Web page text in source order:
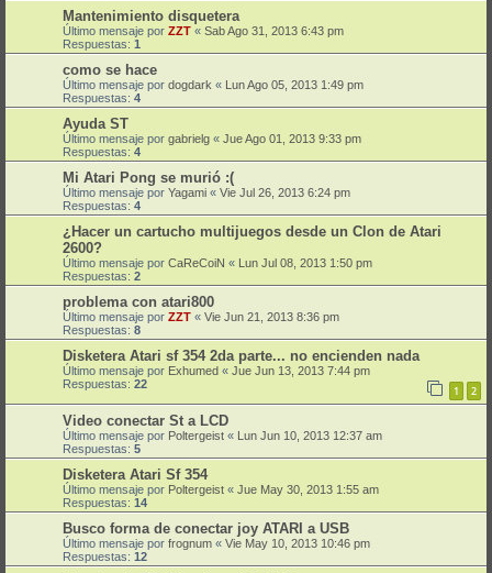
Mantenimiento disquetera
Último mensaje por ZZT « Sab Ago 31, 2013 6:43 pm
Respuestas: 1
como se hace
Último mensaje por dogdark « Lun Ago 05, 2013 1:49 pm
Respuestas: 4
Ayuda ST
Último mensaje por gabrielg « Jue Ago 01, 2013 9:33 pm
Respuestas: 4
Mi Atari Pong se murió :(
Último mensaje por Yagami « Vie Jul 26, 2013 6:24 pm
Respuestas: 4
¿Hacer un cartucho multijuegos desde un Clon de Atari
2600?
Último mensaje por CaReCoiN « Lun Jul 08, 2013 1:50 pm
Respuestas: 2
problema con atari800
Último mensaje por ZZT « Vie Jun 21, 2013 8:36 pm
Respuestas: 8
Disketera Atari sf 354 2da parte... no encienden nada
Último mensaje por Exhumed « Jue Jun 13, 2013 7:44 pm
Respuestas: 22 1 2
Video conectar St a LCD
Último mensaje por Poltergeist « Lun Jun 10, 2013 12:37 am
Respuestas: 5
Disketera Atari Sf 354
Último mensaje por Poltergeist « Jue May 30, 2013 1:55 am
Respuestas: 14
Busco forma de conectar joy ATARI a USB
Último mensaje por frognum « Vie May 10, 2013 10:46 pm
Respuestas: 12